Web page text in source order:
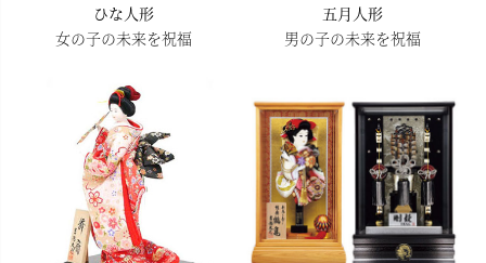
ひな人形
女の子の未来を祝福
五月人形
男の子の未来を祝福